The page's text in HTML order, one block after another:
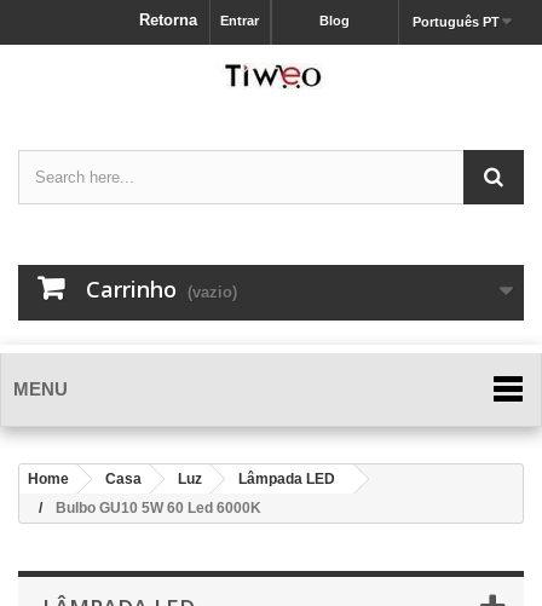
Português PT
Blog
Entrar
Retorna
Carrinho (vazio)
MENU
Home Casa Luz
Lâmpada LED
Bulbo GU10 5W 60 Led 6000K